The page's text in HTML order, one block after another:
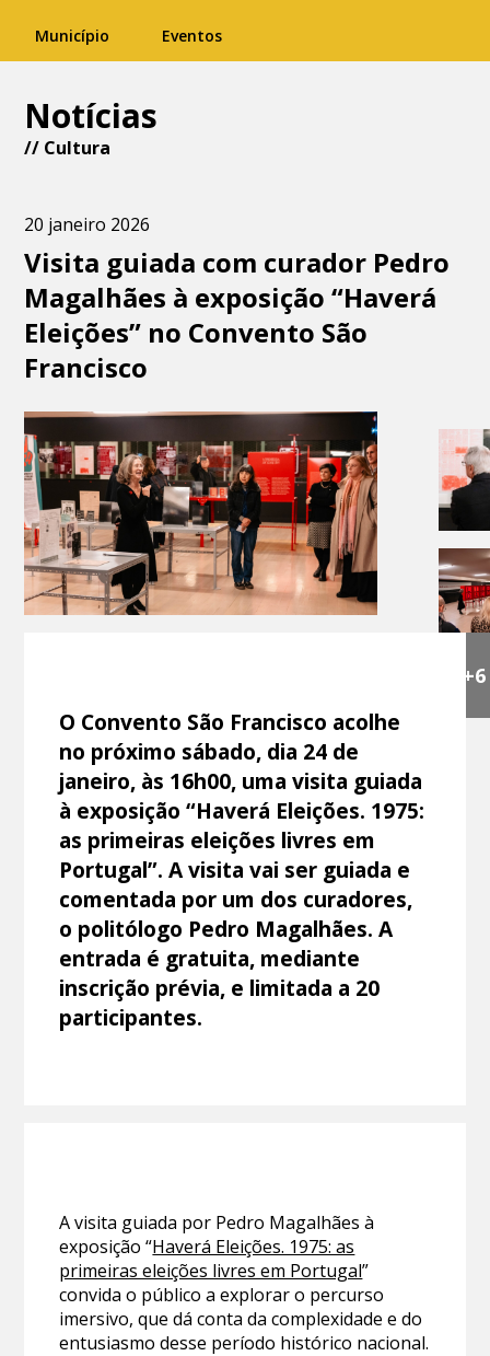
Município Eventos
Notícias
// Cultura
20 janeiro 2026
Visita guiada com curador Pedro
Magalhães à exposição “Haverá
Eleições” no Convento São
Francisco
+6
O Convento São Francisco acolhe
no próximo sábado, dia 24 de
janeiro, às 16h00, uma visita guiada
à exposição “Haverá Eleições. 1975:
as primeiras eleições livres em
Portugal”. A visita vai ser guiada e
comentada por um dos curadores,
o politólogo Pedro Magalhães. A
entrada é gratuita, mediante
inscrição prévia, e limitada a 20
participantes.
A visita guiada por Pedro Magalhães à
exposição “Haverá Eleições. 1975: as
primeiras eleições livres em Portugal”
convida o público a explorar o percurso
imersivo, que dá conta da complexidade e do
entusiasmo desse período histórico nacional.